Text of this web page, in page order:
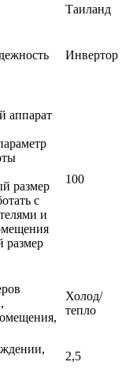
Таиланд
Инвертор
аппарат
размер
с
и
размер
100
Холод/
тепло
2,5